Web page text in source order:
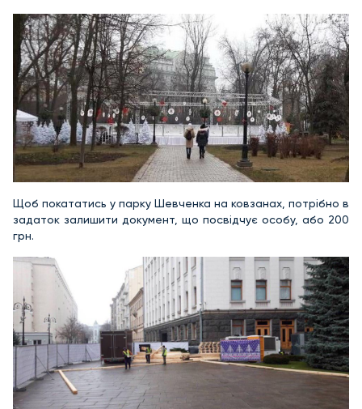
Щоб покататись у парку Шевченка на ковзанах, потрібно в
задаток залишити документ, що посвідчує особу, або 200
грн.